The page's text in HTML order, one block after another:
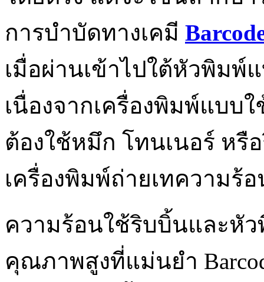
การบำบัดทางเคมี
เมื่อผ่านเข้าไปใต้หัวพิมพ์
เนื่องจากเครื่องพิมพ์แบบ
ต้องใช้หมึก โทนเนอร์ หรื
เครื่องพิมพ์ถ่ายเทความร้
ความร้อนใช้ริบบิ้นและหั
คุณภาพสูงที่แม่นยำ